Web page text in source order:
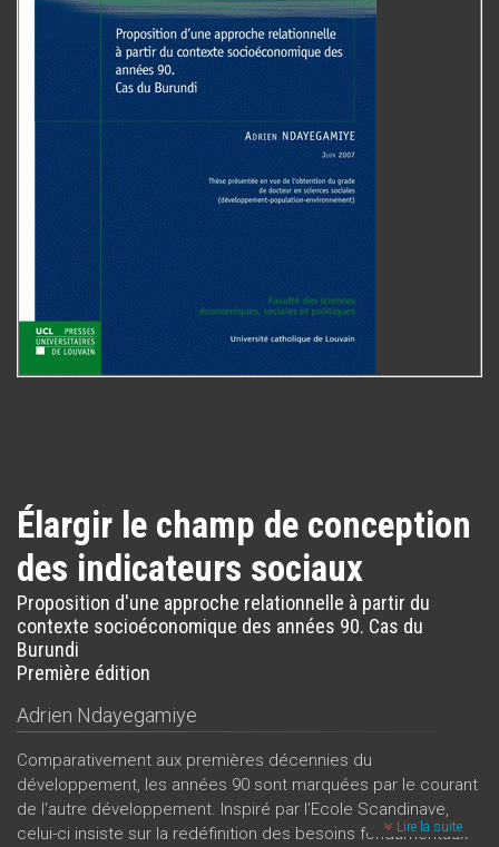
Élargir le champ de conception
des indicateurs sociaux
Proposition d'une approche relationnelle à partir du
contexte socioéconomique des années 90. Cas du
Burundi
Première édition
Adrien Ndayegamiye
Comparativement aux premières décennies du
développement, les années 90 sont marquées par le courant
de l'autre développement. Inspiré par l’Ecole Scandinave,
celui-ci insiste sur la redéfinition des besoins fondamentaux
Lire la suite